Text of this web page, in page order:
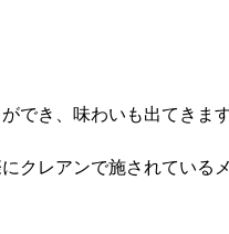
でき、味わいも出てきます
クレアンで施されている